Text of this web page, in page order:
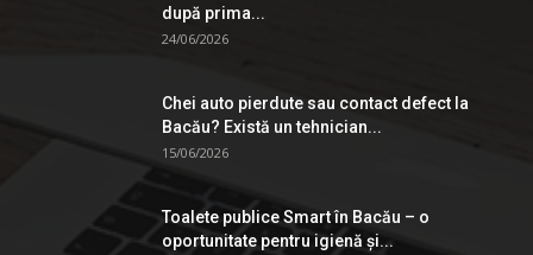
după prima...
24/06/2026
Chei auto pierdute sau contact defect la
Bacău? Există un tehnician...
15/06/2026
Toalete publice Smart în Bacău – o
oportunitate pentru igienă şi...